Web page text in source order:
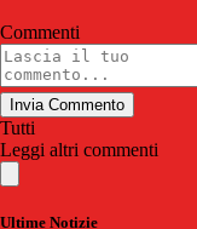
Commenti
Invia Commento
Tutti
Leggi altri commenti
Ultime Notizie